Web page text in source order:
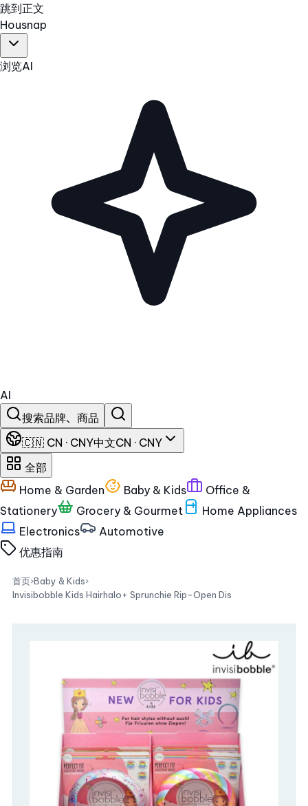
跳到正文
Housnap
浏览AI
AI
搜索品牌、商品
🇨🇳 CN · CNY中文CN · CNY
全部
Home & Garden
Baby & Kids
Office &
Stationery
Grocery & Gourmet
Home Appliances
Electronics
Automotive
优惠指南
首页›Baby & Kids›
Invisibobble Kids Hairhalo+ Sprunchie Rip-Open Dis